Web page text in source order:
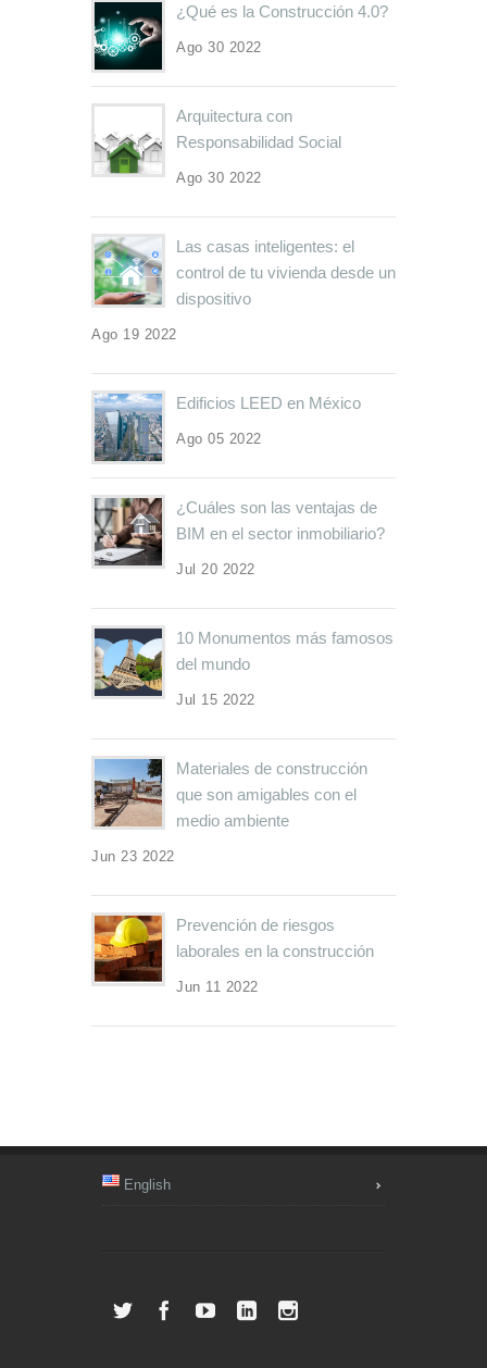
¿Qué es la Construcción 4.0?
Ago 30 2022
Arquitectura con
Responsabilidad Social
Ago 30 2022
Las casas inteligentes: el
control de tu vivienda desde un
dispositivo
Ago 19 2022
Edificios LEED en México
Ago 05 2022
¿Cuáles son las ventajas de
BIM en el sector inmobiliario?
Jul 20 2022
10 Monumentos más famosos
del mundo
Jul 15 2022
Materiales de construcción
que son amigables con el
medio ambiente
Jun 23 2022
Prevención de riesgos
laborales en la construcción
Jun 11 2022
English